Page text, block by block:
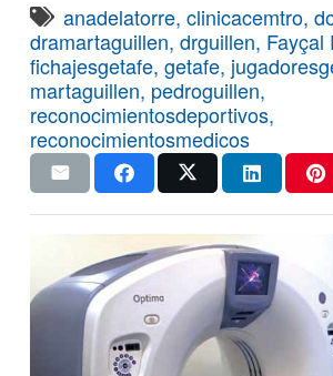
anadelatorre,clinicacemtro,
dramartaguillen, drguillen, Fayçal
fichajesgetafe, getafe,
martaguillen, pedroguillen,
reconocimientosdeportivos,
reconocimientosmedicos